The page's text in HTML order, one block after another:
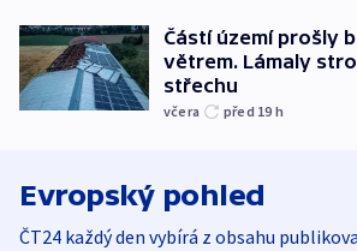
Částí území prošly
větrem. Lámaly
střechu
včera před 19 h
Evropský pohled
ČT24 každý den vybírá z obsahu